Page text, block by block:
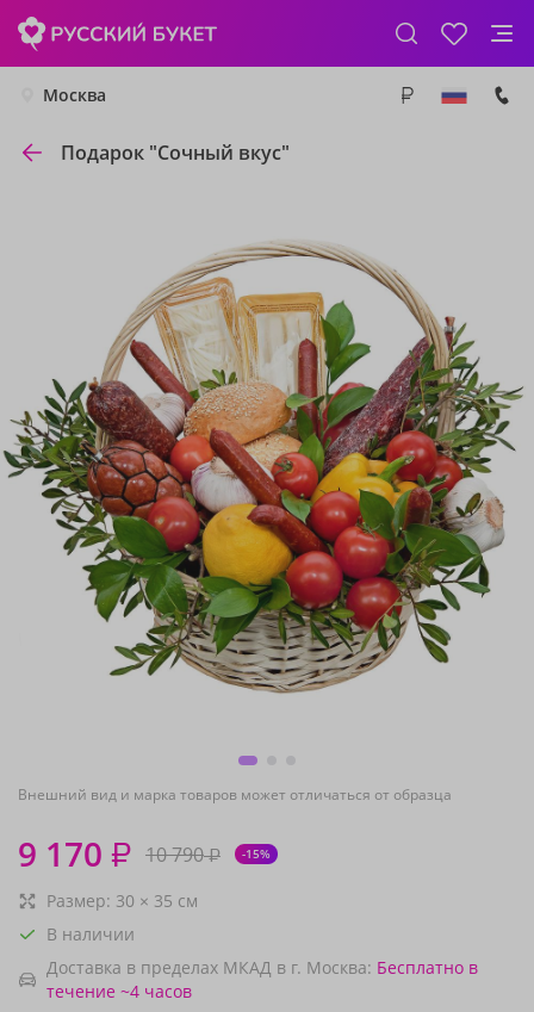
Москва
Подарок "Сочный вкус"
Внешний вид и марка товаров может отличаться от образца
9 170 ₽ 10 790₽ -15%
Размер: 30 × 35 см
В наличии
Доставка в пределах МКАД в г. Москва: Бесплатно в
течение ~4 часов